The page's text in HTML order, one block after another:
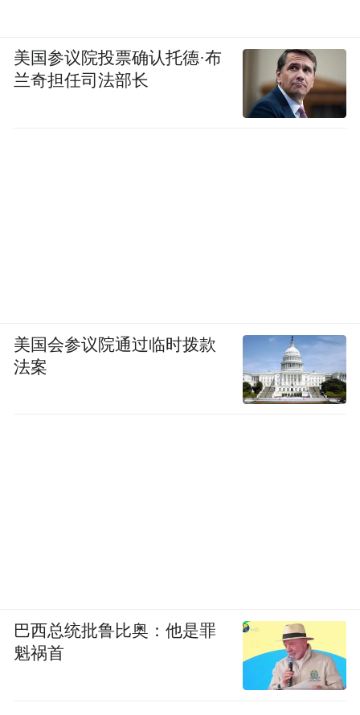
美国参议院投票确认托德·布
兰奇担任司法部长
美国会参议院通过临时拨款
法案
巴西总统批鲁比奥：他是罪
魁祸首